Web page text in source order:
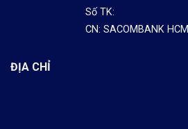
Số TK:
CN: SACOMBANK HCM
ĐỊA CHỈ